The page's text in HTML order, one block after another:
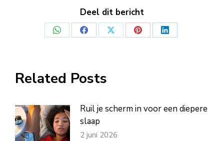
Deel dit bericht
Deel
Deel
Deel
Deel
Deel
Related Posts
Ruil je scherm in voor een diepere
slaap
2 juni 2026